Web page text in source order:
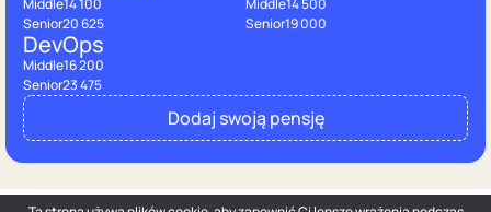
Middle14 100
Senior20 625
Middle14 500
Senior19 000
DevOps
Middle16 200
Senior23 475
Dodaj swoją pensję